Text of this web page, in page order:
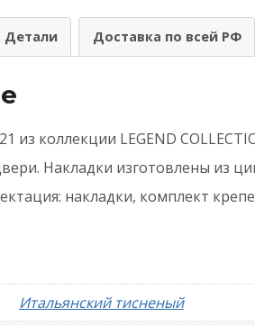
Детали Доставка по всей РФ
из коллекции LEGEND
Накладки изготовлены из
накладки, комплект
Итальянский тисненый